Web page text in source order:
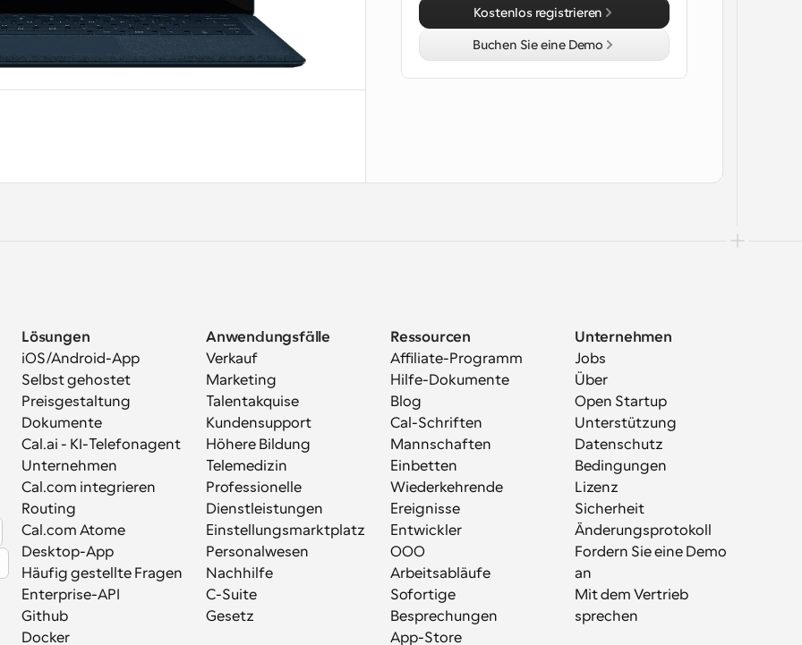
Kostenlos registrieren
Buchen Sie eine Demo
Lösungen
iOS/Android-App
Selbst gehostet
Preisgestaltung
Dokumente
Cal.ai - KI-Telefonagent
Unternehmen
Cal.com integrieren
Routing
Cal.com Atome
Desktop-App
Häufig gestellte Fragen
Enterprise-API
Github
Docker
Anwendungsfälle
Verkauf
Marketing
Talentakquise
Kundensupport
Höhere Bildung
Telemedizin
Professionelle
Dienstleistungen
Einstellungsmarktplatz
Personalwesen
Nachhilfe
C-Suite
Gesetz
Ressourcen
Affiliate-Programm
Hilfe-Dokumente
Blog
Cal-Schriften
Mannschaften
Einbetten
Wiederkehrende
Ereignisse
Entwickler
OOO
Arbeitsabläufe
Sofortige
Besprechungen
App-Store
Unternehmen
Jobs
Über
Open Startup
Unterstützung
Datenschutz
Bedingungen
Lizenz
Sicherheit
Änderungsprotokoll
Fordern Sie eine Demo
an
Mit dem Vertrieb
sprechen